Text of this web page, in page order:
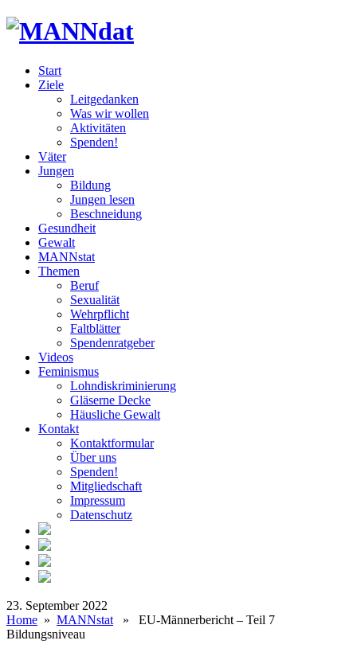
Start
Ziele
Leitgedanken
Was wir wollen
Aktivitäten
Spenden!
Väter
Jungen
Bildung
Jungen lesen
Beschneidung
Gesundheit
Gewalt
MANNstat
Themen
Beruf
Sexualität
Wehrpflicht
Faltblätter
Spendenratgeber
Videos
Feminismus
Lohndiskriminierung
Gläserne Decke
Häusliche Gewalt
Kontakt
Kontaktformular
Über uns
Spenden!
Mitgliedschaft
Impressum
Datenschutz
23. September 2022
Home » MANNstat » EU-Männerbericht – Teil 7
Bildungsniveau